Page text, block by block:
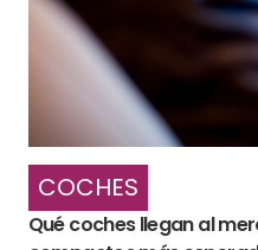
COCHES
Qué coches llegan al